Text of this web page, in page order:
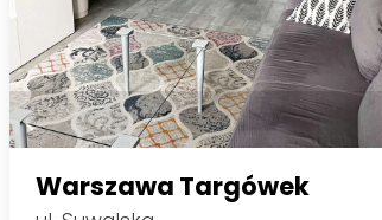
Warszawa Targówek